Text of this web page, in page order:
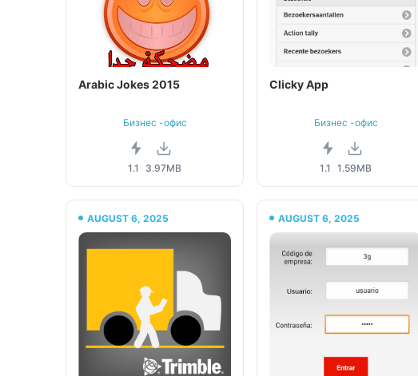
Arabic Jokes 2015
Бизнес -офис
1.1 3.97MB
Clicky App
Бизнес -офис
1.1 1.59MB
AUGUST 6, 2025 AUGUST 6, 2025